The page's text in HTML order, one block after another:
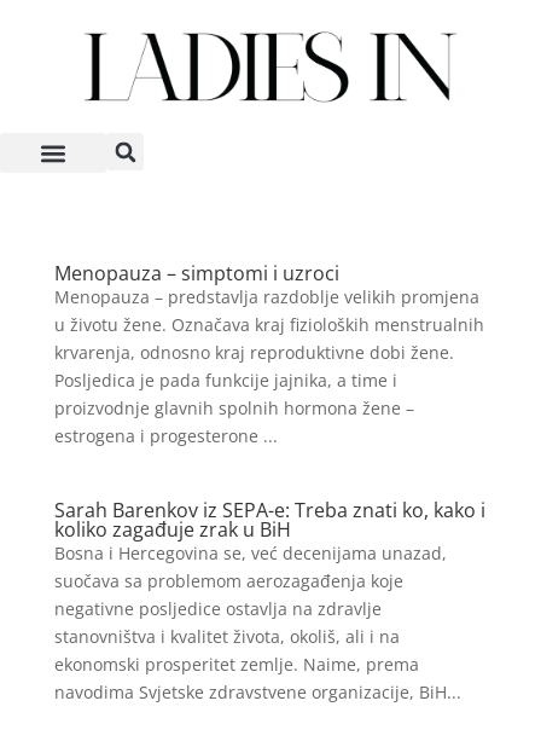
Menopauza – simptomi i uzroci
Menopauza – predstavlja razdoblje velikih promjena
u životu žene. Označava kraj fizioloških menstrualnih
krvarenja, odnosno kraj reproduktivne dobi žene.
Posljedica je pada funkcije jajnika, a time i
proizvodnje glavnih spolnih hormona žene –
estrogena i progesterone ...
Sarah Barenkov iz SEPA-e: Treba znati ko, kako i
koliko zagađuje zrak u BiH
Bosna i Hercegovina se, već decenijama unazad,
suočava sa problemom aerozagađenja koje
negativne posljedice ostavlja na zdravlje
stanovništva i kvalitet života, okoliš, ali i na
ekonomski prosperitet zemlje. Naime, prema
navodima Svjetske zdravstvene organizacije, BiH...